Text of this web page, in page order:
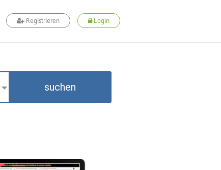
Registrieren Login
suchen